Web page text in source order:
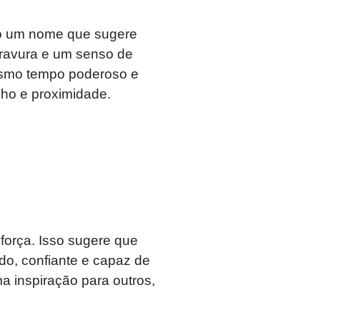
um nome que sugere
e um senso de
tempo poderoso e
e proximidade.
Isso sugere que
confiante e capaz de
inspiração para outros,